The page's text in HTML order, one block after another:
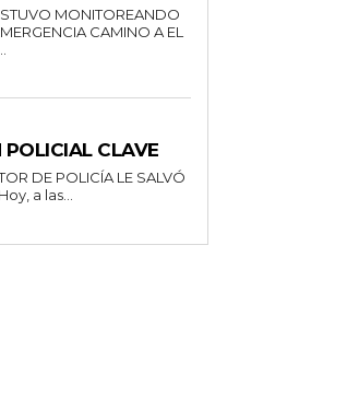
MONITOREANDO
CAMINO A EL
POLICIAL CLAVE
DE POLICÍA LE SALVÓ
LA VIDA A UN NIÑO Hoy, a las...